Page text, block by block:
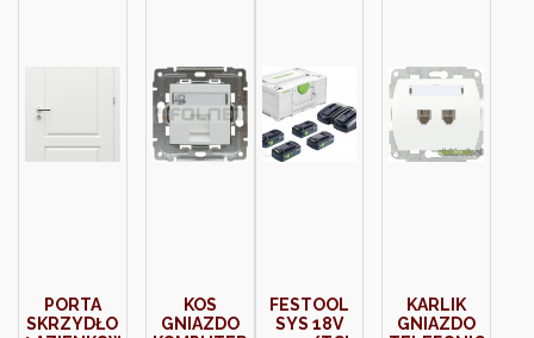
PORTA
SKRZYDŁO
KOS
GNIAZDO
FESTOOL
SYS 18V
KARLIK
GNIAZDO